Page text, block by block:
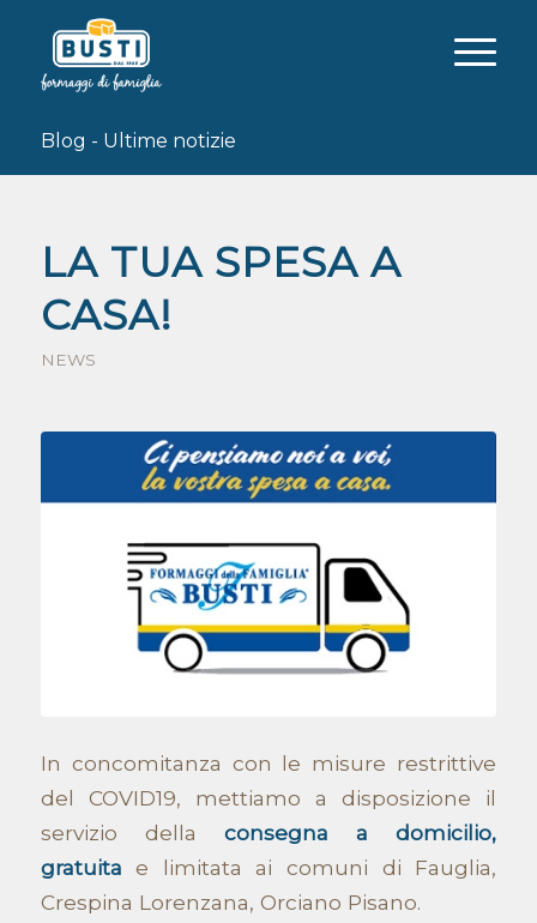
Blog - Ultime notizie
LA TUA SPESA A
CASA!
NEWS
In concomitanza con le misure restrittive
del COVID19, mettiamo a disposizione il
servizio della consegna a domicilio,
gratuita e limitata ai comuni di Fauglia,
Crespina Lorenzana, Orciano Pisano.